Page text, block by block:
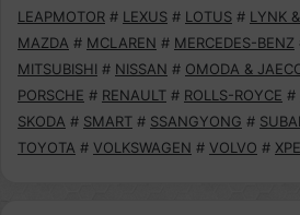
LEAPMOTOR # LEXUS # LOTUS # LYNK
MAZDA # MCLAREN # MERCEDES-BENZ
MITSUBISHI # NISSAN # OMODA &
PORSCHE # RENAULT # ROLLS-ROYCE #
SKODA # SMART # SSANGYONG #
TOYOTA # VOLKSWAGEN # VOLVO #